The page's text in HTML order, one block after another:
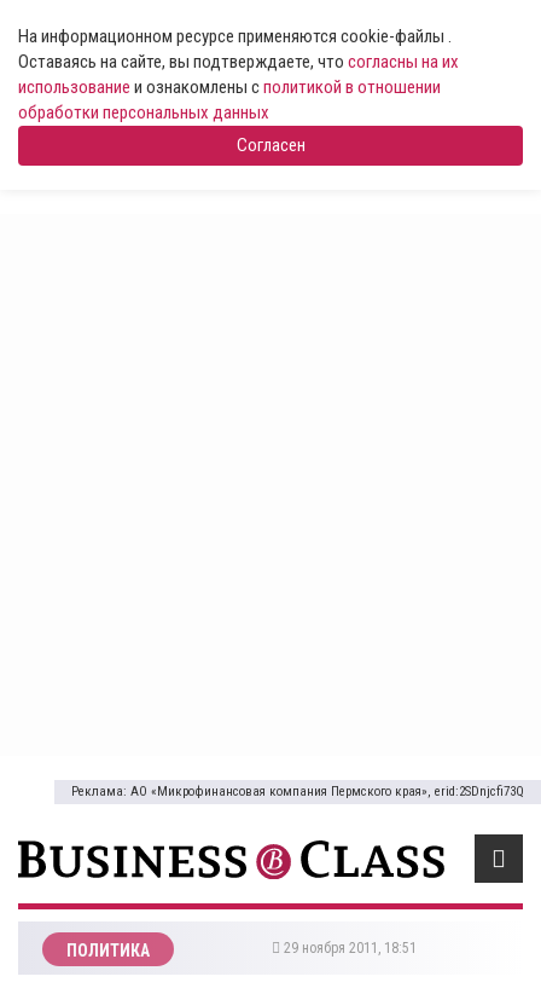
На информационном ресурсе применяются cookie-файлы .
Оставаясь на сайте, вы подтверждаете, что согласны на их
использование и ознакомлены сполитикой в отношении
обработки персональных данных
Согласен
Реклама: АО «Микрофинансовая компания Пермского края», erid:2SDnjcfi73Q
ПОЛИТИКА 29 ноября 2011, 18:51